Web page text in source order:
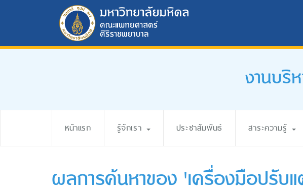
งานบริ
หน้าแรก รู้จักเรา ประชาสัมพันธ์ สาระความรู้
ผลการค้นหาของ 'เครื่องมือปรับ